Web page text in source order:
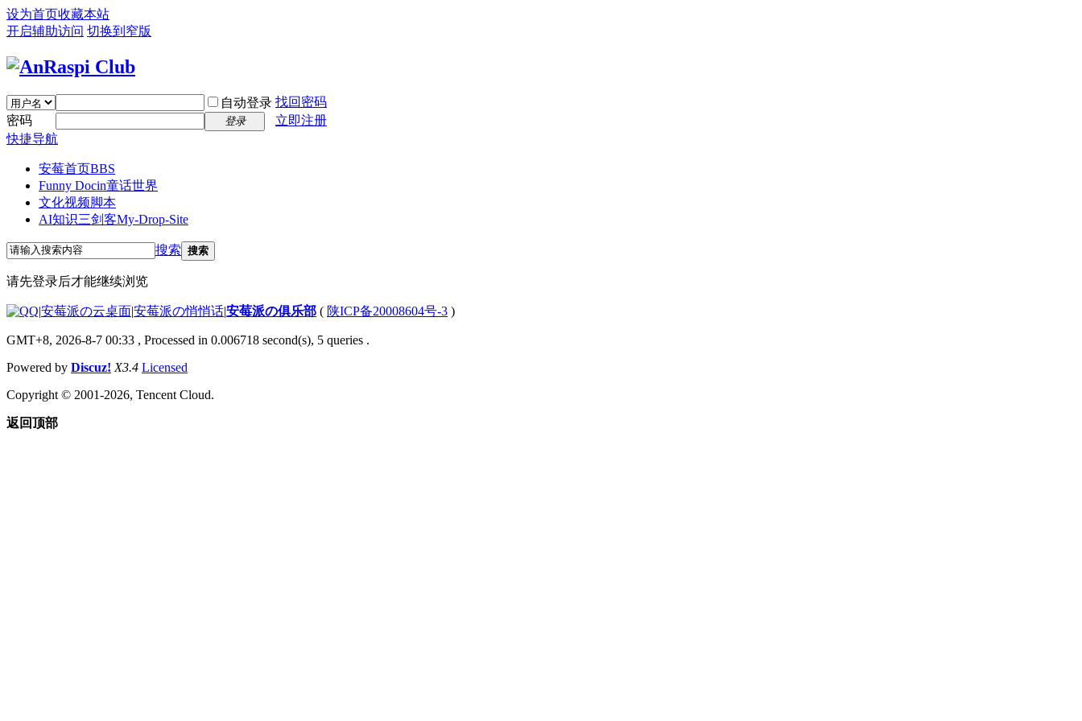
设为首页收藏本站
开启辅助访问 切换到窄版
自动登录 找回密码
密码
登录
立即注册
快捷导航
安莓首页BBS
Funny Docin童话世界
文化视频脚本
AI知识三剑客My-Drop-Site
搜索 搜索
请先登录后才能继续浏览
|安莓派の云桌面|安莓派の悄悄话|安莓派の俱乐部 ( 陕ICP备20008604号-3 )
GMT+8, 2026-8-7 00:33 , Processed in 0.006718 second(s), 5 queries .
Powered by Discuz! X3.4 Licensed
Copyright © 2001-2026, Tencent Cloud.
返回顶部